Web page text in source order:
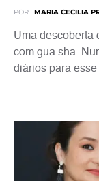
POR MARIA CECILIA
Uma descoberta
com gua sha.
diários para